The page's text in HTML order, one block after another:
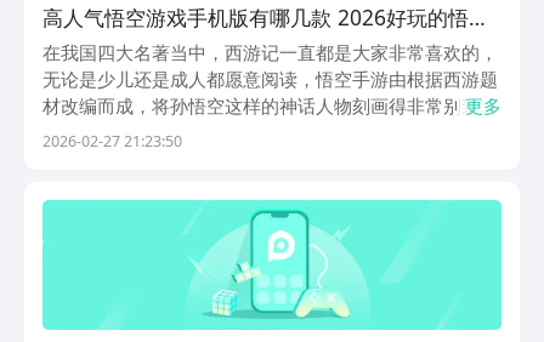
高人气悟空游戏手机版有哪几款 2026好玩的悟空
手游排名
在我国四大名著当中，西游记一直都是大家非常喜欢的，
无论是少儿还是成人都愿意阅读，悟空手游由根据西游题
材改编而成，将孙悟空这样的神话人物刻画得非常别致，
是也有不同的特色技能，下方小编总结几款，如果你也很
更多
2026-02-27 21:23:50